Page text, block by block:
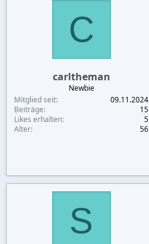
C
carltheman
Newbie
Mitglied seit
09.11.2024
Beiträge
15
Likes erhalten
5
Alter
56
S